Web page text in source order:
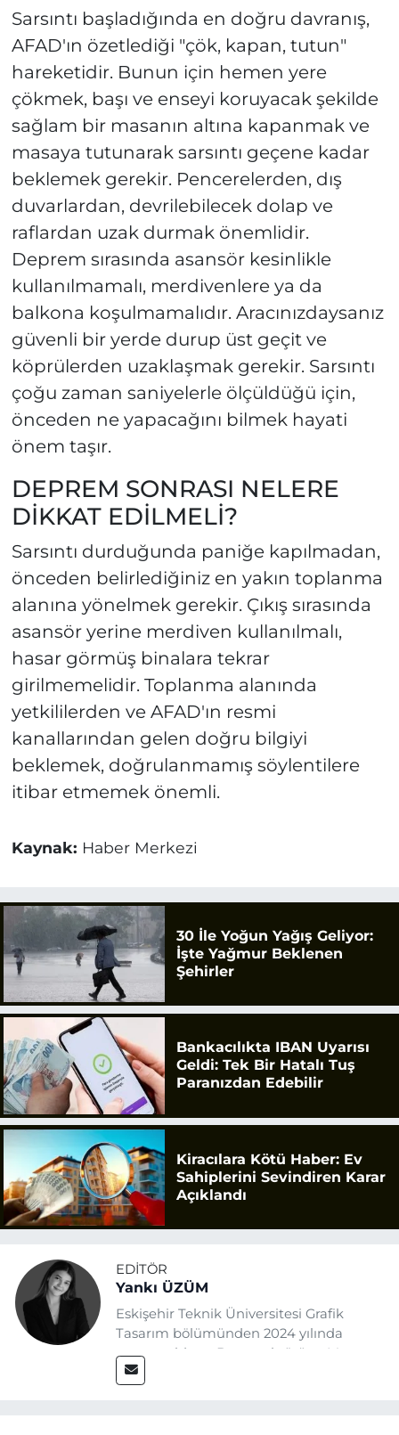
Sarsıntı başladığında en doğru davranış,
AFAD'ın özetlediği "çök, kapan, tutun"
hareketidir. Bunun için hemen yere
çökmek, başı ve enseyi koruyacak şekilde
sağlam bir masanın altına kapanmak ve
masaya tutunarak sarsıntı geçene kadar
beklemek gerekir. Pencerelerden, dış
duvarlardan, devrilebilecek dolap ve
raflardan uzak durmak önemlidir.
Deprem sırasında asansör kesinlikle
kullanılmamalı, merdivenlere ya da
balkona koşulmamalıdır. Aracınızdaysanız
güvenli bir yerde durup üst geçit ve
köprülerden uzaklaşmak gerekir. Sarsıntı
çoğu zaman saniyelerle ölçüldüğü için,
önceden ne yapacağını bilmek hayati
önem taşır.
DEPREM SONRASI NELERE
DİKKAT EDİLMELİ?
Sarsıntı durduğunda paniğe kapılmadan,
önceden belirlediğiniz en yakın toplanma
alanına yönelmek gerekir. Çıkış sırasında
asansör yerine merdiven kullanılmalı,
hasar görmüş binalara tekrar
girilmemelidir. Toplanma alanında
yetkililerden ve AFAD'ın resmi
kanallarından gelen doğru bilgiyi
beklemek, doğrulanmamış söylentilere
itibar etmemek önemli.
Kaynak: Haber Merkezi
30 İle Yoğun Yağış Geliyor:
İşte Yağmur Beklenen
Şehirler
Bankacılıkta IBAN Uyarısı
Geldi: Tek Bir Hatalı Tuş
Paranızdan Edebilir
Kiracılara Kötü Haber: Ev
Sahiplerini Sevindiren Karar
Açıklandı
EDITÖR
Yankı ÜZÜM
Eskişehir Teknik Üniversitesi Grafik
Tasarım bölümünden 2024 yılında
mezun oldum. Basın sektörüne Mayıs
2025’te Eskişehir Haber Ajansı ile adım